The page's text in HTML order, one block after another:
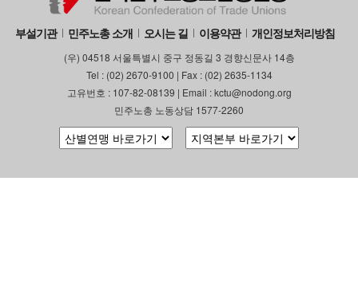
부설기관 민주노총 소개 오시는 길 이용약관 개인정보처리방침
(우) 04518 서울특별시 중구 정동길 3 경향신문사 14층
Tel : (02) 2670-9100 | Fax : (02) 2635-1134
고유번호 : 107-82-08139 | Email : kctu@nodong.org
민주노총 노동상담 1577-2260